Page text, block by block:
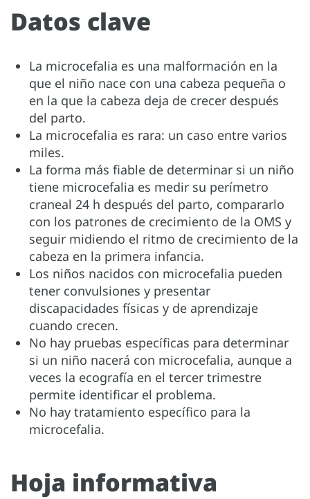
Datos clave
La microcefalia es una malformación en la
que el niño nace con una cabeza pequeña o
en la que la cabeza deja de crecer después
del parto.
La microcefalia es rara: un caso entre varios
miles.
La forma más fiable de determinar si un niño
tiene microcefalia es medir su perímetro
craneal 24 h después del parto, compararlo
con los patrones de crecimiento de la OMS y
seguir midiendo el ritmo de crecimiento de la
cabeza en la primera infancia.
Los niños nacidos con microcefalia pueden
tener convulsiones y presentar
discapacidades físicas y de aprendizaje
cuando crecen.
No hay pruebas específicas para determinar
si un niño nacerá con microcefalia, aunque a
veces la ecografía en el tercer trimestre
permite identificar el problema.
No hay tratamiento específico para la
microcefalia.
Hoja informativa